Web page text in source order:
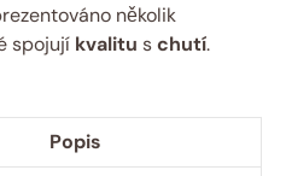
několik
spojují kvalitu schutí.
Popis